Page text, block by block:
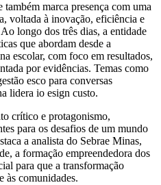
marca presença com uma
voltada à inovação, eficiência e
longo dos três dias, a entidade
que abordam desde a
escolar, com foco em resultados,
por evidências. Temas como
esco para conversas
lidera io esign custo.
crítico e protagonismo,
para os desafios de um mundo
a analista do Sebrae Minas,
a formação empreendedora dos
para que a transformação
às comunidades.